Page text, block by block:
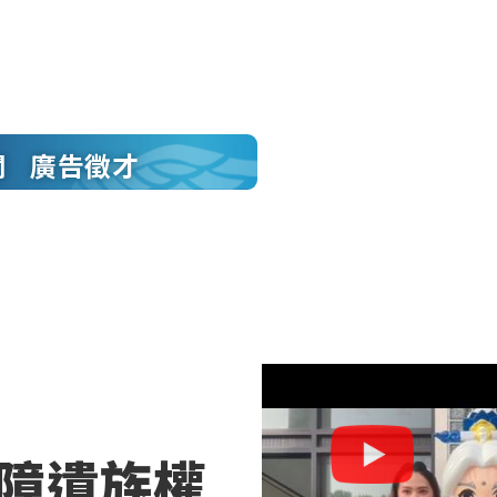
廣告徵才